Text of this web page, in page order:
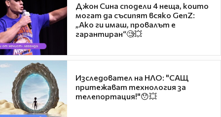
Джон Сина сподели 4 неща, които
могат да съсипят всяко GenZ:
„Ако ги имаш, провалът е
гарантиран“🧐💥
Изследовател на НЛО: "САЩ
притежават технология за
телепортация!"😯💥